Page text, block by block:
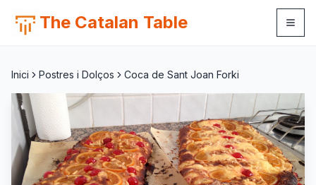
The Catalan Table
Inici Postres i Dolços Coca de Sant Joan Forki